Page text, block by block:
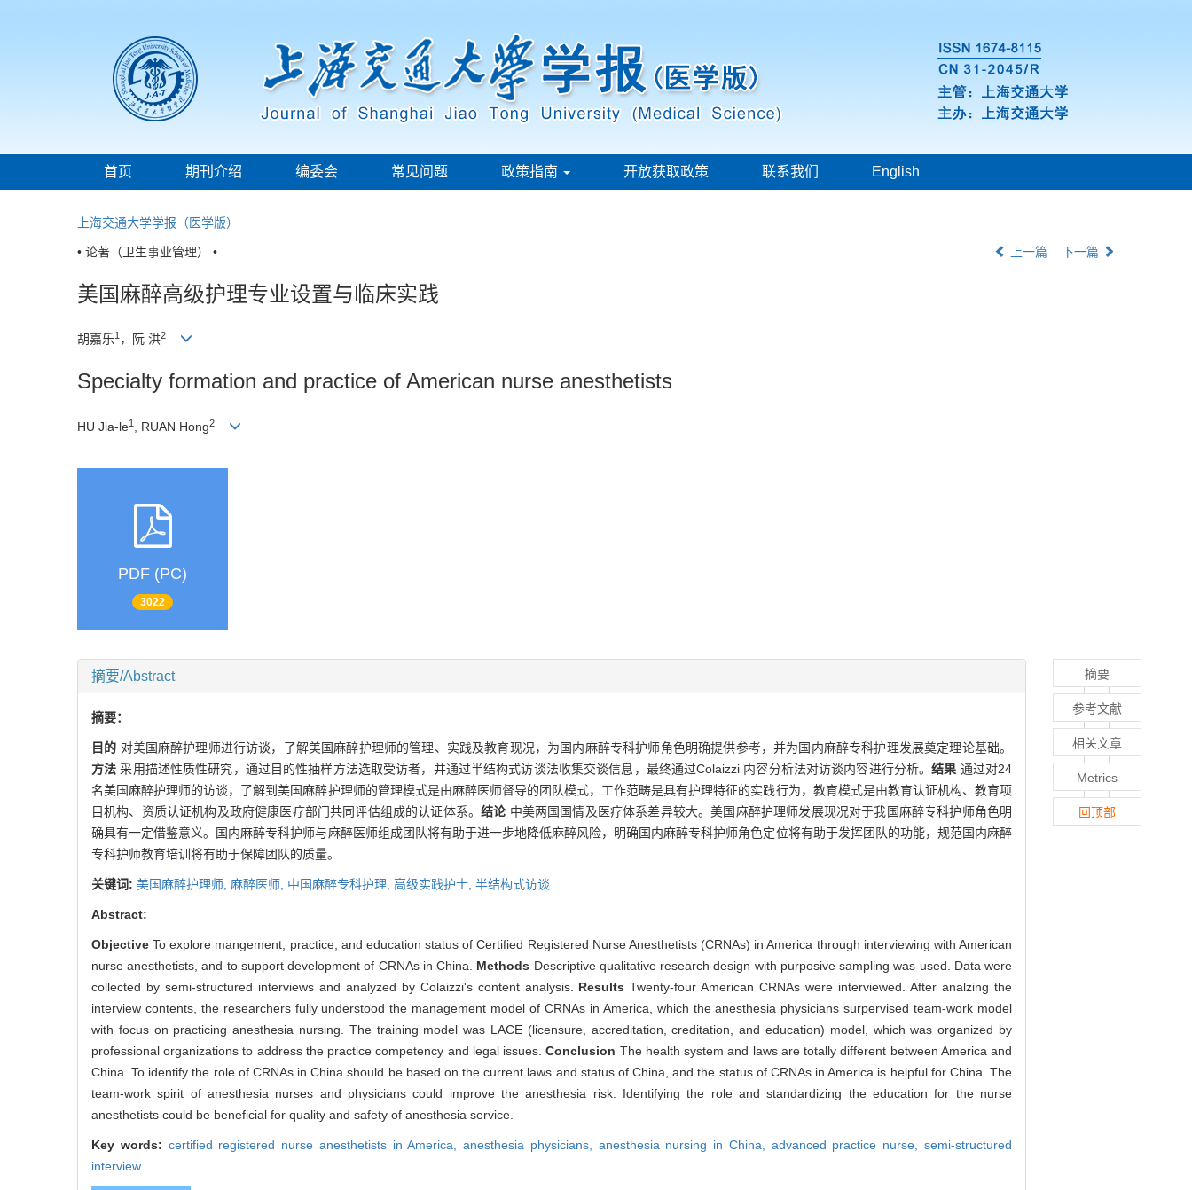
首页 期刊介绍 编委会 常见问题 政策指南 开放获取政策 联系我们 English
上海交通大学学报（医学版）
• 论著（卫生事业管理） • 上一篇 下一篇
美国麻醉高级护理专业设置与临床实践
胡嘉乐1 ，阮 洪2
Specialty formation and practice of American nurse anesthetists
HU Jia-le1 , RUAN Hong2
PDF (PC)
3022
摘要/Abstract
摘要：
目的 对美国麻醉护理师进行访谈，了解美国麻醉护理师的管理、实践及教育现况，为国内麻醉专科护师角色明确提供参考，并为国内麻醉专科护理发展奠定理论基础。
方法采用描述性质性研究，通过目的性抽样方法选取受访者，并通过半结构式访谈法收集交谈信息，最终通过Colaizzi 内容分析法对访谈内容进行分析。结果 通过对24
名美国麻醉护理师的访谈，了解到美国麻醉护理师的管理模式是由麻醉医师督导的团队模式，工作范畴是具有护理特征的实践行为，教育模式是由教育认证机构、教育项
目机构、资质认证机构及政府健康医疗部门共同评估组成的认证体系。结论 中美两国国情及医疗体系差异较大。美国麻醉护理师发展现况对于我国麻醉专科护师角色明
确具有一定借鉴意义。国内麻醉专科护师与麻醉医师组成团队将有助于进一步地降低麻醉风险，明确国内麻醉专科护师角色定位将有助于发挥团队的功能，规范国内麻醉
专科护师教育培训将有助于保障团队的质量。
关键词: 美国麻醉护理师, 麻醉医师, 中国麻醉专科护理, 高级实践护士, 半结构式访谈
Abstract:
ObjectiveTo explore mangement, practice, and education status of Certified Registered Nurse Anesthetists (CRNAs) in America through interviewing with American
nurse anesthetists, and to support development of CRNAs in China. Methods Descriptive qualitative research design with purposive sampling was used. Data were
collected by semi-structured interviews and analyzed by Colaizzi's content analysis. ResultsTwenty-four American CRNAs were interviewed. After analzing the
interview contents, the researchers fully understood the management model of CRNAs in America, which the anesthesia physicians surpervised team-work model
with focus on practicing anesthesia nursing. The training model was LACE (licensure, accreditation, creditation, and education) model, which was organized by
professional organizations to address the practice competency and legal issues.Conclusion The health system and laws are totally different between America and
China. To identify the role of CRNAs in China should be based on the current laws and status of China, and the status of CRNAs in America is helpful for China. The
team-work spirit of anesthesia nurses and physicians could improve the anesthesia risk. Identifying the role and standardizing the education for the nurse
anesthetists could be beneficial for quality and safety of anesthesia service.
Key words: certified registered nurse anesthetists in America,anesthesia physicians, anesthesia nursing in China, advanced practice nurse,semi-structured
interview
摘要
参考文献
相关文章
Metrics
回顶部